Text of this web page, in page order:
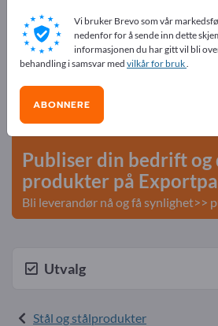
Exportpages
Komponenter & Deler
Stål og stålprodukter
Stålrør
Annonser gratis på
Behov – Tilbud – Brukte varer –
start her
Publiser din bedrift og
produkter på
Bli leverandør nå og få synlighet>>
Utvalg
Stål og stålprodukter
Vi bruker Brevo som vår
nedenfor for å sende inn dette
informasjonen du har gitt vil bli
behandling i samsvar med vilkår for bruk.
ABONNERE